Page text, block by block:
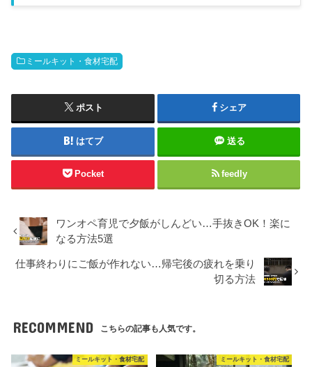
た後に料理できないのは当然のことなんですよね。名古屋の
せん。以前は「...
ミールキット・食材宅配
ポスト シェア
はてブ 送る
Pocket feedly
ワンオペ育児で夕飯がしんどい…手抜きOK！楽に
なる方法5選
仕事終わりにご飯が作れない…帰宅後の疲れを乗り
切る方法
RECOMMEND こちらの記事も人気です。
ミールキット・食材宅配 ミールキット・食材宅配